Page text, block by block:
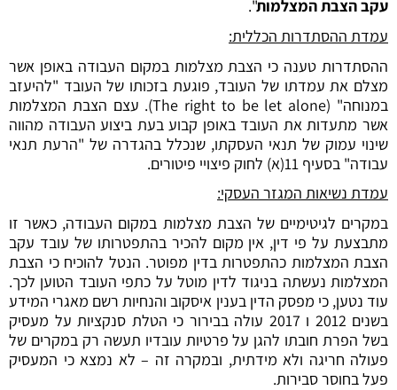
עקב הצבת המצלמות".
עמדת ההסתדרות הכללית:
ההסתדרות טענה כי הצבת מצלמות במקום העבודה באופן אשר
מצלם את עמדתו של העובד, פוגעת בזכותו של העובד "להיעזב
במנוחה" (The right to be let alone). עצם הצבת המצלמות
אשר מתעדות את העובד באופן קבוע בעת ביצוע העבודה מהווה
שינוי עמוק של תנאי העסקתו, שנכלל בהגדרה של "הרעת תנאי
עבודה" בסעיף 11(א) לחוק פיצויי פיטורים.
עמדת נשיאות המגזר העסקי:
במקרים לגיטימיים של הצבת מצלמות במקום העבודה, כאשר זו
מתבצעת על פי דין, אין מקום להכיר בהתפטרותו של עובד עקב
הצבת המצלמות כהתפטרות בדין מפוטר. הנטל להוכיח כי הצבת
המצלמות נעשתה בניגוד לדין מוטל על כתפי העובד הטוען לכך.
עוד נטען, כי מפסק הדין בענין איסקוב והנחיות רשם מאגרי המידע
בשנים 2012 ו 2017 עולה בבירור כי הטלת סנקציות על מעסיק
בשל הפרת חובתו להגן על פרטיות עובדיו תעשה רק במקרים של
פעולה חריגה ולא מידתית, ובמקרה זה – לא נמצא כי המעסיק
פעל בחוסר סבירות.